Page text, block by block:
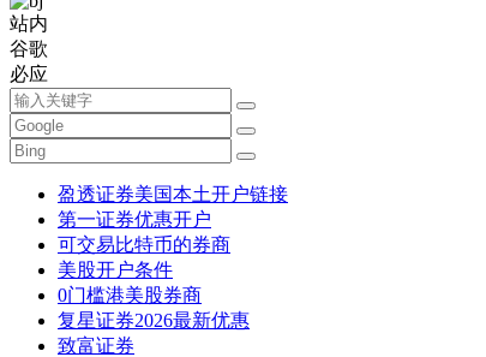
站内
谷歌
必应
盈透证券美国本土开户链接
第一证券优惠开户
可交易比特币的券商
美股开户条件
0门槛港美股券商
复星证券2026最新优惠
致富证券